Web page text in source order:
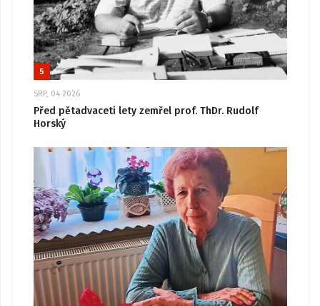
5
SRP, 04 2026
Před pětadvaceti lety zemřel prof. ThDr. Rudolf
Horský